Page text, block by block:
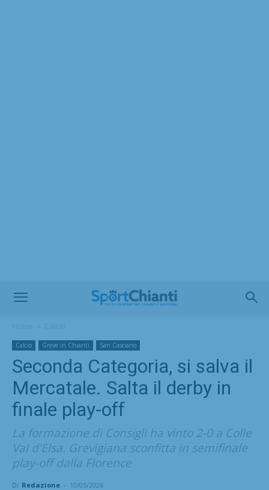
Calcio Greve in Chianti San Casciano
Seconda Categoria, si salva il
Mercatale. Salta il derby in
finale play-off
La formazione di Consigli ha vinto 2-0 a Colle
Val d'Elsa. Grevigiana sconfitta in semifinale
play-off dalla Florence
Di Redazione - 10/05/2026